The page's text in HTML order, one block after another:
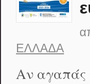
ΕΛΛΆΔΑ
Αν αγαπάς